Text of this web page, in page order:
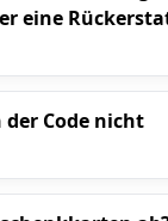
eine
Code nicht